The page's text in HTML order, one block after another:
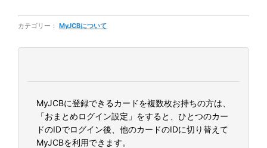
カテゴリー： MyJCBについて
MyJCBに登録できるカードを複数枚お持ちの方は、
「おまとめログイン設定」をすると、ひとつのカー
ドのIDでログイン後、他のカードのIDに切り替えて
MyJCBを利用できます。